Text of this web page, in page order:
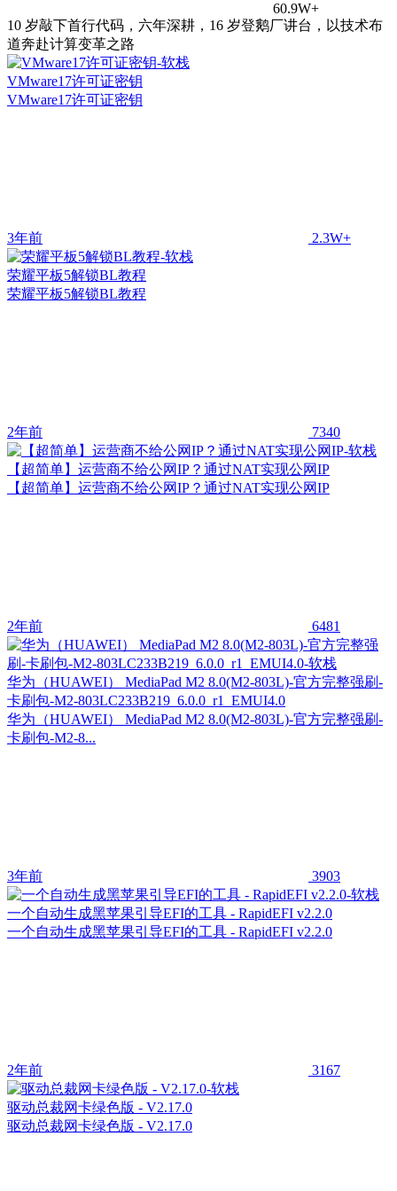
60.9W+
10 岁敲下首行代码，六年深耕，16 岁登鹅厂讲台，以技术布
道奔赴计算变革之路
VMware17许可证密钥
VMware17许可证密钥
3年前 2.3W+
荣耀平板5解锁BL教程
荣耀平板5解锁BL教程
2年前 7340
【超简单】运营商不给公网IP？通过NAT实现公网IP
【超简单】运营商不给公网IP？通过NAT实现公网IP
2年前 6481
华为（HUAWEI） MediaPad M2 8.0(M2-803L)-官方完整强刷-
卡刷包-M2-803LC233B219_6.0.0_r1_EMUI4.0
华为（HUAWEI） MediaPad M2 8.0(M2-803L)-官方完整强刷-
卡刷包-M2-8...
3年前 3903
一个自动生成黑苹果引导EFI的工具 - RapidEFI v2.2.0
一个自动生成黑苹果引导EFI的工具 - RapidEFI v2.2.0
2年前 3167
驱动总裁网卡绿色版 - V2.17.0
驱动总裁网卡绿色版 - V2.17.0